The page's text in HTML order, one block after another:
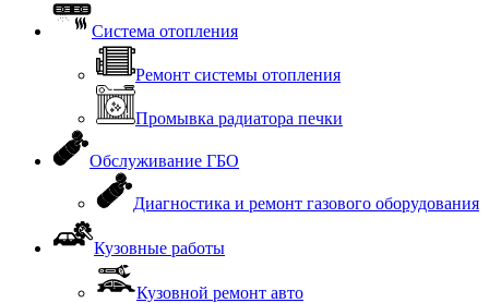
Система отопления
Ремонт системы отопления
Промывка радиатора печки
Обслуживание ГБО
Диагностика и ремонт газового оборудования
Кузовные работы
Кузовной ремонт авто